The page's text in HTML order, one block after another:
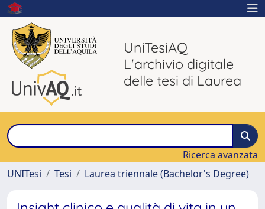
UniTesiAQ
L'archivio digitale
delle tesi di Laurea
Ricerca avanzata
UNITesi
Tesi Laurea triennale (Bachelor's Degree)